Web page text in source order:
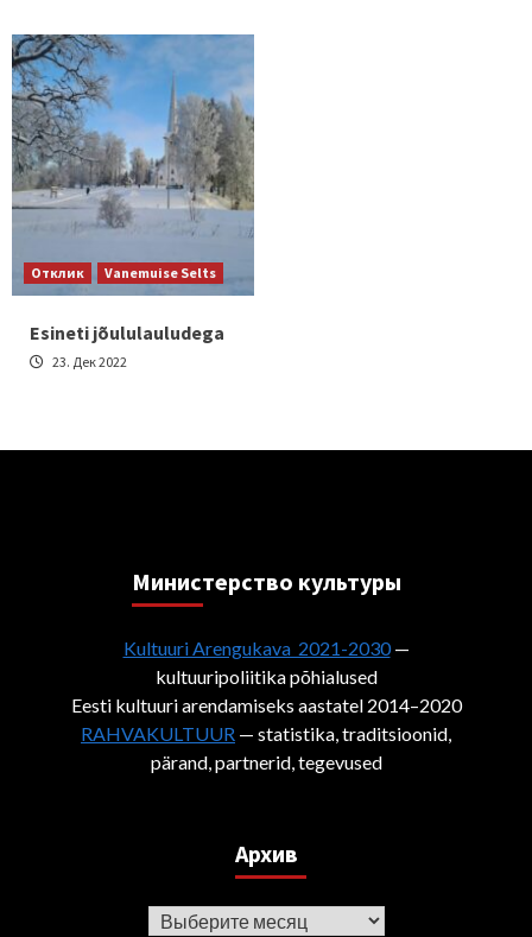
Отклик Vanemuise Selts
Esineti jõululauludega
23. Дек 2022
Министерствo культуры
Kultuuri Arengukava 2021-2030—
kultuuripoliitika põhialused
Eesti kultuuri arendamiseks aastatel 2014–2020
RAHVAKULTUUR — statistika, traditsioonid,
pärand, partnerid, tegevused
Архив
Архив